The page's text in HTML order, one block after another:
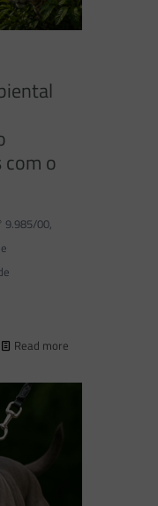
o
9.985/00,
Read more